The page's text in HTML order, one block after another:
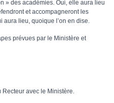
» des académies. Oui, elle aura lieu
et accompagneront les
aura lieu, quoique l’on en dise.
prévues par le Ministère et
avec le Ministère.